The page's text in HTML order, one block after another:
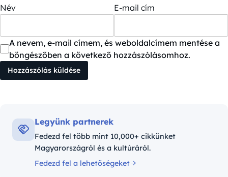
Név
E-mail cím
A nevem, e-mail címem, és weboldalcímem mentése a
böngészőben a következő hozzászólásomhoz.
Legyünk partnerek
Fedezd fel több mint 10,000+ cikkünket
Magyarországról és a kultúráról.
Fedezd fel a lehetőségeket